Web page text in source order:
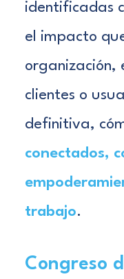
identificadas
el impacto
organización,
clientes o
definitiva,
conectados,
trabajo.
Congreso